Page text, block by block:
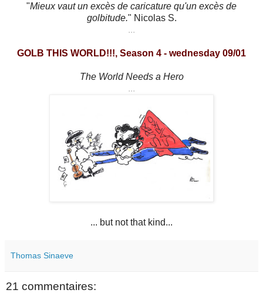
"Mieux vaut un excès de caricature qu'un excès de
golbitude." Nicolas S.
...
GOLB THIS WORLD!!!, Season 4 - wednesday 09/01
The World Needs a Hero
...
... but not that kind...
Thomas Sinaeve
21 commentaires: